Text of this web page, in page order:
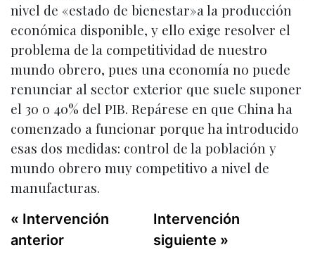
nivel de «estado de bienestar»a la producción
económica disponible, y ello exige resolver el
problema de la competitividad de nuestro
mundo obrero, pues una economía no puede
renunciar al sector exterior que suele suponer
el 30 o 40% del PIB. Repárese en que China ha
comenzado a funcionar porque ha introducido
esas dos medidas: control de la población y
mundo obrero muy competitivo a nivel de
manufacturas.
« Intervención
anterior
Intervención
siguiente »